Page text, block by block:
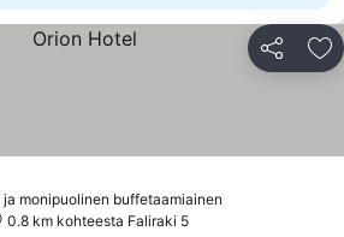
Jaa
monipuolinen buffetaamiainen
0.8 km kohteesta Faliraki 5